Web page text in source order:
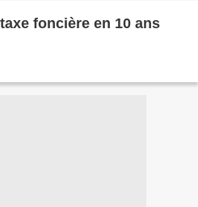
foncière en 10 ans